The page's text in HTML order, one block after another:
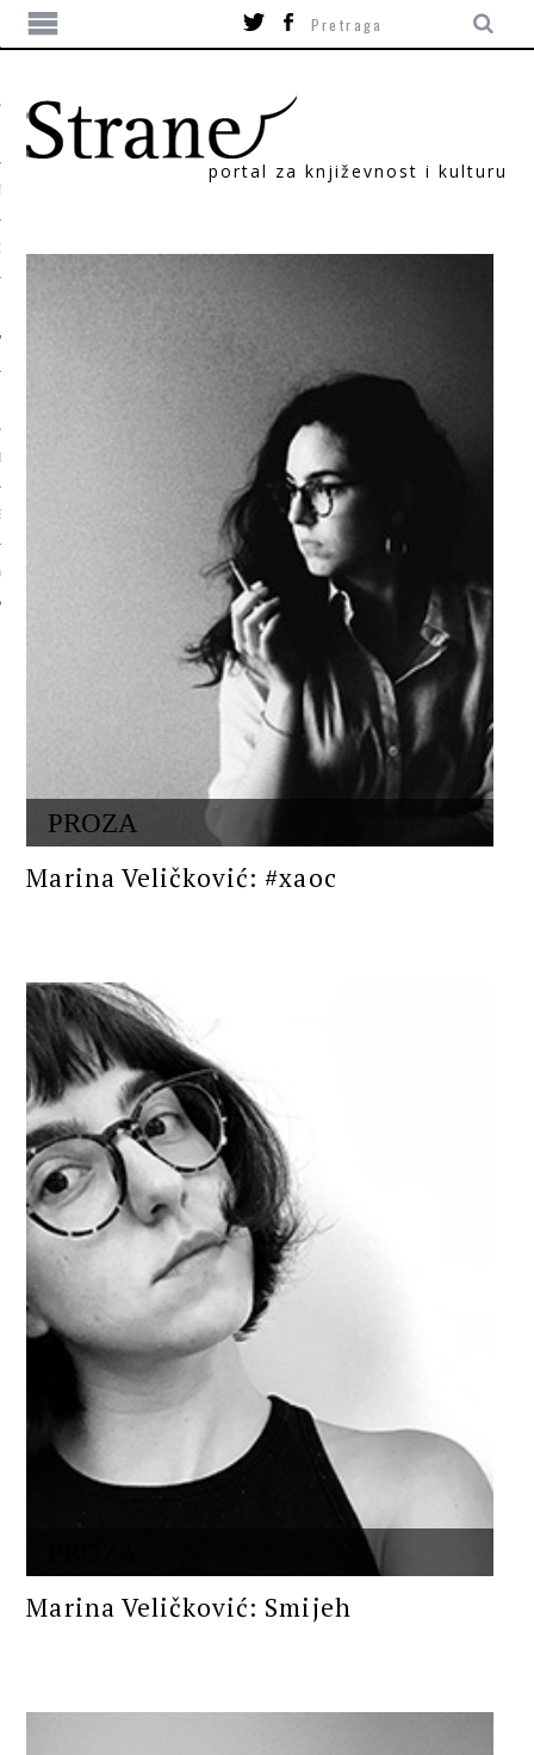
portal za književnost i kulturu
PROZA
Marina Veličković: #xaoc
Marina Veličković: Smijeh